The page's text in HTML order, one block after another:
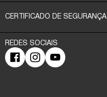
CERTIFICADO DE SEGURANÇA